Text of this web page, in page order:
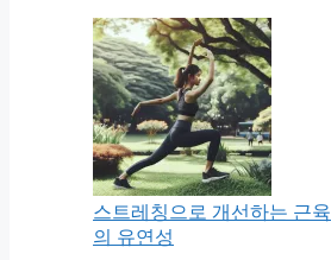
스트레칭으로 개선하는 근육
의 유연성